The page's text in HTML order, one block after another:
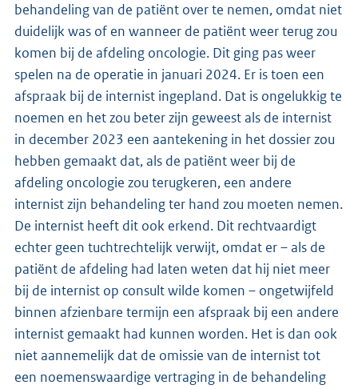
behandeling van de patiënt over te nemen, omdat niet
duidelijk was of en wanneer de patiënt weer terug zou
komen bij de afdeling oncologie. Dit ging pas weer
spelen na de operatie in januari 2024. Er is toen een
afspraak bij de internist ingepland. Dat is ongelukkig te
noemen en het zou beter zijn geweest als de internist
in december 2023 een aantekening in het dossier zou
hebben gemaakt dat, als de patiënt weer bij de
afdeling oncologie zou terugkeren, een andere
internist zijn behandeling ter hand zou moeten nemen.
De internist heeft dit ook erkend. Dit rechtvaardigt
echter geen tuchtrechtelijk verwijt, omdat er – als de
patiënt de afdeling had laten weten dat hij niet meer
bij de internist op consult wilde komen – ongetwijfeld
binnen afzienbare termijn een afspraak bij een andere
internist gemaakt had kunnen worden. Het is dan ook
niet aannemelijk dat de omissie van de internist tot
een noemenswaardige vertraging in de behandeling